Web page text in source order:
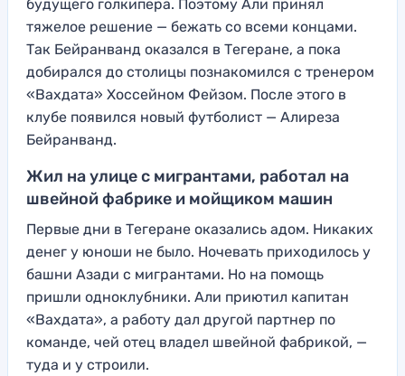
будущего голкипера. Поэтому Али принял
тяжелое решение — бежать со всеми концами.
Так Бейранванд оказался в Тегеране, а пока
добирался до столицы познакомился с тренером
«Вахдата» Хоссейном Фейзом. После этого в
клубе появился новый футболист — Алиреза
Бейранванд.
Жил на улице с мигрантами, работал на
швейной фабрике и мойщиком машин
Первые дни в Тегеране оказались адом. Никаких
денег у юноши не было. Ночевать приходилось у
башни Азади с мигрантами. Но на помощь
пришли одноклубники. Али приютил капитан
«Вахдата», а работу дал другой партнер по
команде, чей отец владел швейной фабрикой, —
туда и у строили.